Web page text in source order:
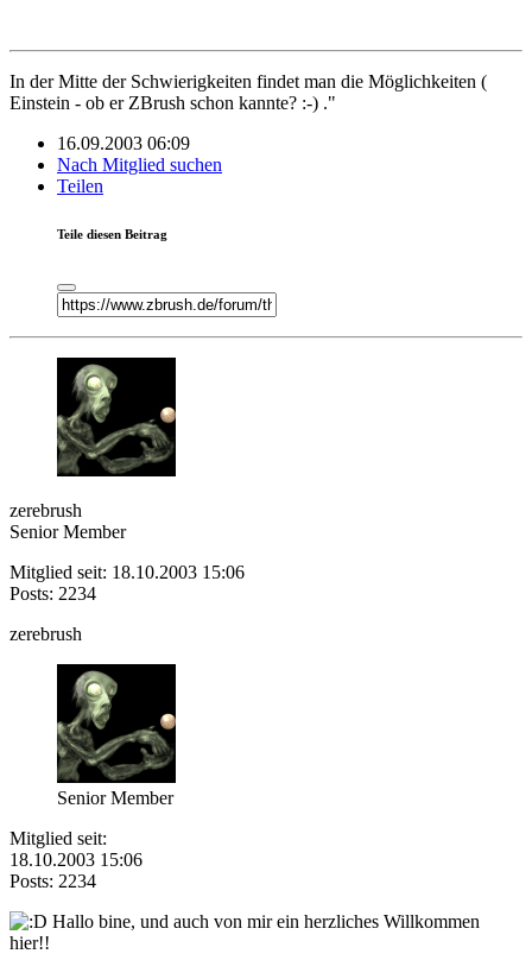
In der Mitte der Schwierigkeiten findet man die Möglichkeiten (
Einstein - ob er ZBrush schon kannte? :-) ."
16.09.2003 06:09
Nach Mitglied suchen
Teilen
Teile diesen Beitrag
zerebrush
Senior Member
Mitglied seit: 18.10.2003 15:06
Posts: 2234
zerebrush
Senior Member
Mitglied seit:
18.10.2003 15:06
Posts: 2234
Hallo bine, und auch von mir ein herzliches Willkommen
hier!!